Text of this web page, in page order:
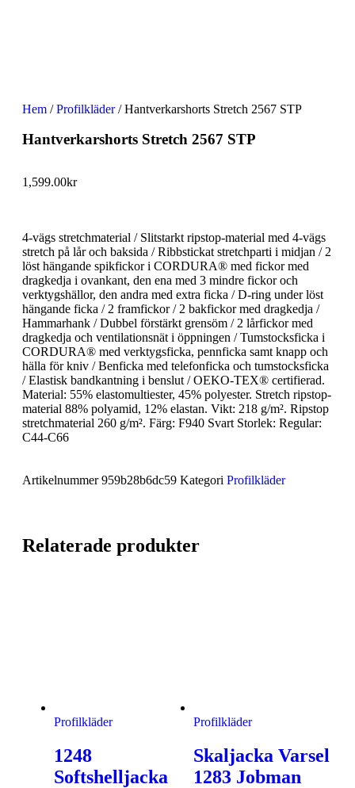
Hem /Profilkläder/ Hantverkarshorts Stretch 2567 STP
Hantverkarshorts Stretch 2567 STP
1,599.00kr
4-vägs stretchmaterial / Slitstarkt ripstop-material med 4-vägs
stretch på lår och baksida / Ribbstickat stretchparti i midjan / 2
löst hängande spikfickor i CORDURA® med fickor med
dragkedja i ovankant, den ena med 3 mindre fickor och
verktygshällor, den andra med extra ficka / D-ring under löst
hängande ficka / 2 framfickor / 2 bakfickor med dragkedja /
Hammarhank / Dubbel förstärkt grensöm / 2 lårfickor med
dragkedja och ventilationsnät i öppningen / Tumstocksficka i
CORDURA® med verktygsficka, pennficka samt knapp och
hälla för kniv / Benficka med telefonficka och tumstocksficka
/ Elastisk bandkantning i benslut / OEKO-TEX® certifierad.
Material: 55% elastomultiester, 45% polyester. Stretch ripstop-
material 88% polyamid, 12% elastan. Vikt: 218 g/m². Ripstop
stretchmaterial 260 g/m². Färg: F940 Svart Storlek: Regular:
C44-C66
Artikelnummer959b28b6dc59 Kategori Profilkläder
Relaterade produkter
Profilkläder
1248
Softshelljacka
Profilkläder
Skaljacka Varsel
1283 Jobman